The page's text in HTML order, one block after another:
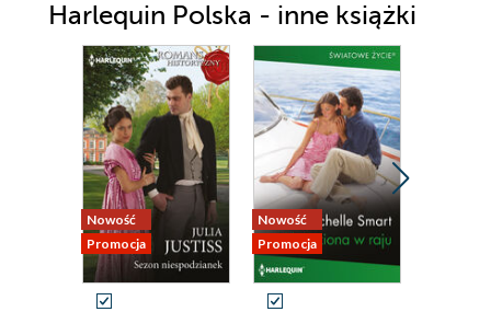
ROZDZIAŁ PIĄTY
ROZDZIAŁ SZÓSTY
ROZDZIAŁ SIÓDMY
ROZDZIAŁ ÓSMY
ROZDZIAŁ DZIEWIĄTY
ROZDZIAŁ DZIESIĄTY
ROZDZIAŁ JEDENASTY
EPILOG
Harlequin Polska - inne książki
Nowość
Promocja
Nowość
Promocja